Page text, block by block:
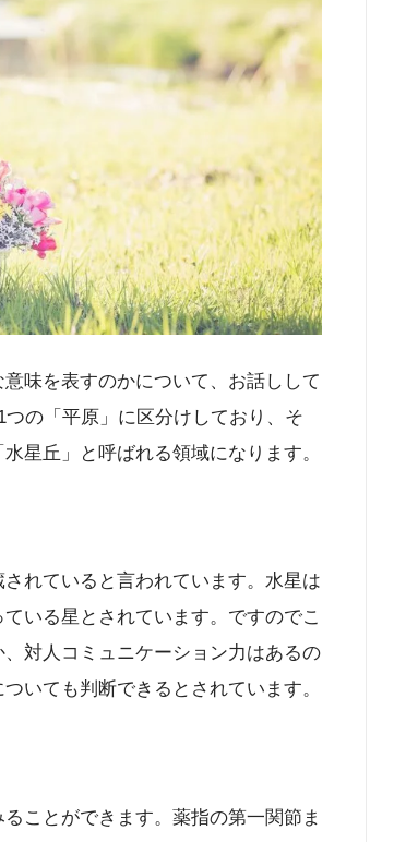
味を表すのかについて、お話しして
の「平原」に区分けしており、そ
星丘」と呼ばれる領域になります。
れていると言われています。水星は
いる星とされています。ですのでこ
対人コミュニケーション力はあるの
いても判断できるとされています。
ことができます。薬指の第一関節ま